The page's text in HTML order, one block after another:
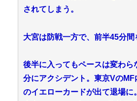
されてしまう。
大宮は防戦一方で、前半45分間
後半に入ってもペースは変わら
分にアクシデント。東京VのMF
のイエローカードが出て退場に